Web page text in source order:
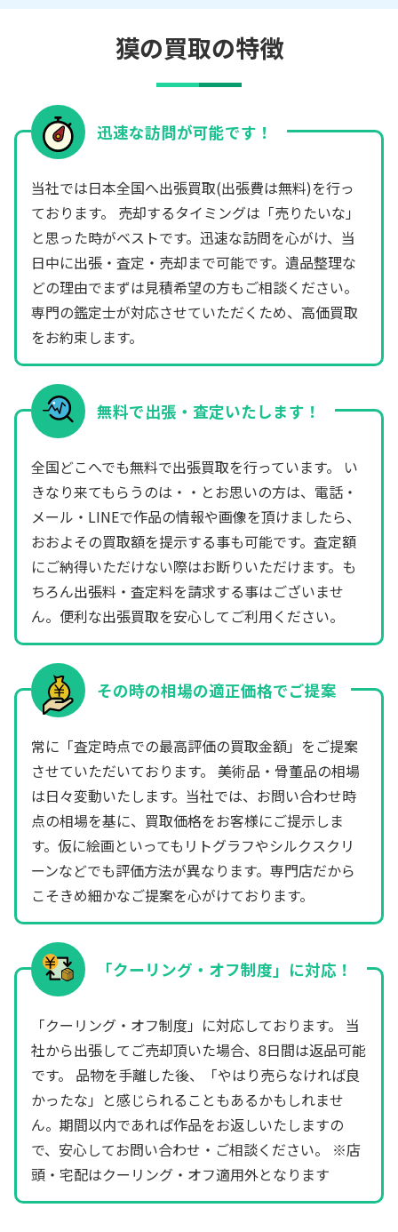
獏の買取の特徴
迅速な訪問が可能です！
当社では日本全国へ出張買取(出張費は無料)を行っ
ております。 売却するタイミングは「売りたいな」
と思った時がベストです。迅速な訪問を心がけ、当
日中に出張・査定・売却まで可能です。遺品整理な
どの理由でまずは見積希望の方もご相談ください。
専門の鑑定士が対応させていただくため、高価買取
をお約束します。
無料で出張・査定いたします！
全国どこへでも無料で出張買取を行っています。 い
きなり来てもらうのは・・とお思いの方は、電話・
メール・LINEで作品の情報や画像を頂けましたら、
おおよその買取額を提示する事も可能です。査定額
にご納得いただけない際はお断りいただけます。も
ちろん出張料・査定料を請求する事はございませ
ん。便利な出張買取を安心してご利用ください。
その時の相場の適正価格でご提案
常に「査定時点での最高評価の買取金額」をご提案
させていただいております。 美術品・骨董品の相場
は日々変動いたします。当社では、お問い合わせ時
点の相場を基に、買取価格をお客様にご提示しま
す。仮に絵画といってもリトグラフやシルクスクリ
ーンなどでも評価方法が異なります。専門店だから
こそきめ細かなご提案を心がけております。
「クーリング・オフ制度」に対応！
「クーリング・オフ制度」に対応しております。 当
社から出張してご売却頂いた場合、8日間は返品可能
です。 品物を手離した後、「やはり売らなければ良
かったな」と感じられることもあるかもしれませ
ん。期間以内であれば作品をお返しいたしますの
で、安心してお問い合わせ・ご相談ください。 ※店
頭・宅配はクーリング・オフ適用外となります